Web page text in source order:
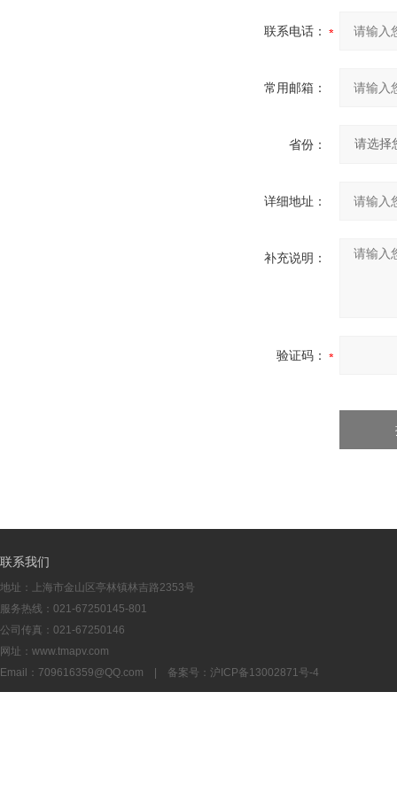
联系电话：
常用邮箱：
省份：
详细地址：
补充说明：
验证码：
联系我们
地址：上海市金山区亭林镇林吉路2353号
服务热线：021-67250145-801
公司传真：021-67250146
网址：www.tmapv.com
Email： 709616359@QQ.com | 备案号： 沪ICP备13002871号-4